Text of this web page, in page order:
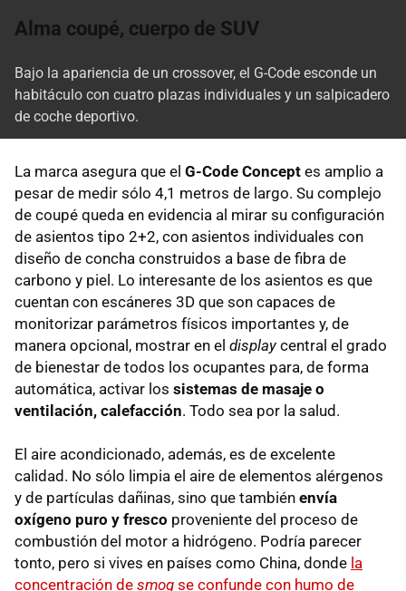
Alma coupé, cuerpo de SUV
Bajo la apariencia de un crossover, el G-Code esconde un
habitáculo con cuatro plazas individuales y un salpicadero
de coche deportivo.
La marca asegura que el G-Code Concept es amplio a
pesar de medir sólo 4,1 metros de largo. Su complejo
de coupé queda en evidencia al mirar su configuración
de asientos tipo 2+2, con asientos individuales con
diseño de concha construidos a base de fibra de
carbono y piel. Lo interesante de los asientos es que
cuentan con escáneres 3D que son capaces de
monitorizar parámetros físicos importantes y, de
manera opcional, mostrar en el displaycentral el grado
de bienestar de todos los ocupantes para, de forma
automática, activar los sistemas de masaje o
ventilación, calefacción. Todo sea por la salud.
El aire acondicionado, además, es de excelente
calidad. No sólo limpia el aire de elementos alérgenos
y de partículas dañinas, sino que también envía
oxígeno puro y fresco proveniente del proceso de
combustión del motor a hidrógeno. Podría parecer
tonto, pero si vives en países como China, donde la
concentración de smog se confunde con humo de